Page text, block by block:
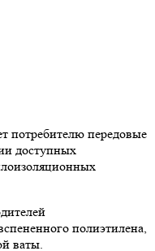
потребителю передовые
доступных
полиэтилена,
ваты.